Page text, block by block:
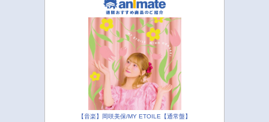
【音楽】岡咲美保/MY ETOILE【通常盤】